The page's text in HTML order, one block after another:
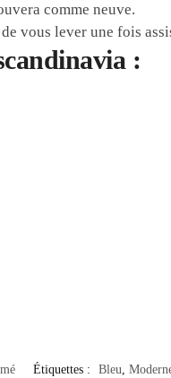
comme neuve.
vous lever une fois
:
Étiquettes : Bleu,